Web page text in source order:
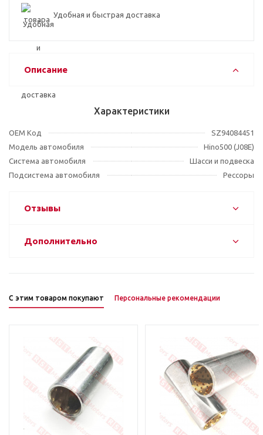
Удобная и быстрая доставка
Описание
Характеристики
OEM Код
SZ94084451
Модель автомобиля
Hino500 (J08E)
Система автомобиля
Шасси и подвеска
Подсистема автомобиля
Рессоры
Отзывы
Дополнительно
С этим товаром покупают Персональные рекомендации